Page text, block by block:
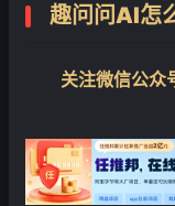
趣问问AI怎
关注微信公众